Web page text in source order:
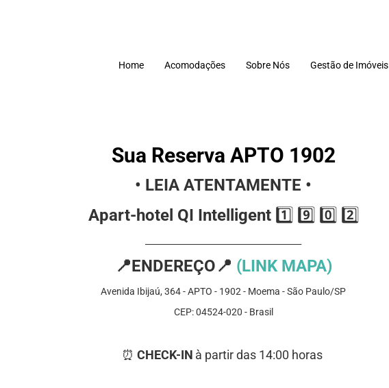
Home Acomodações Sobre Nós Gestão de Imóveis
Sua Reserva APTO 1902
•⁠ LEIA ATENTAMENTE •⁠
⁠Apart-hotel QI Intelligent 1️⃣ 9️⃣ 0️⃣ 2️⃣
📍ENDEREÇO📍 (LINK MAPA)
Avenida Ibijaú, 364 -APTO - 1902 - Moema - São Paulo/SP
CEP: 04524-020 - Brasil
⏰ ⁠ CHECK-IN à partir das 14:00 horas